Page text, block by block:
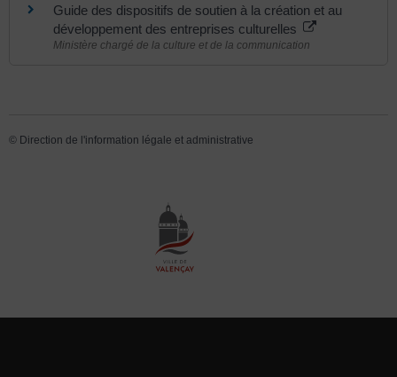
Guide des dispositifs de soutien à la création et au
développement des entreprises culturelles
Ministère chargé de la culture et de la communication
© Direction de l'information légale et administrative